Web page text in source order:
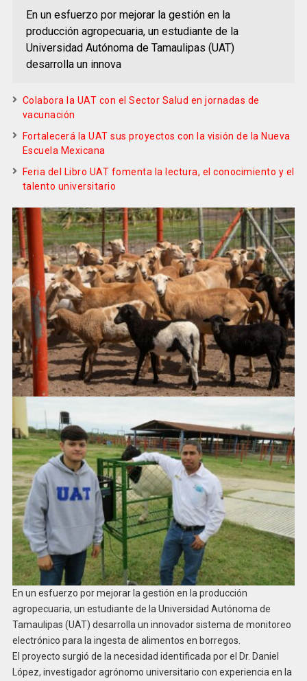
En un esfuerzo por mejorar la gestión en la
producción agropecuaria, un estudiante de la
Universidad Autónoma de Tamaulipas (UAT)
desarrolla un innova
Colabora la UAT con el Sector Salud en jornadas de
vacunación
Fortalecerá la UAT sus proyectos con la visión de la Nueva
Escuela Mexicana
Feria del Libro UAT fomenta la lectura, el conocimiento y el
talento universitario
En un esfuerzo por mejorar la gestión en la producción
agropecuaria, un estudiante de la Universidad Autónoma de
Tamaulipas (UAT) desarrolla un innovador sistema de monitoreo
electrónico para la ingesta de alimentos en borregos.
El proyecto surgió de la necesidad identificada por el Dr. Daniel
López, investigador agrónomo universitario con experiencia en la